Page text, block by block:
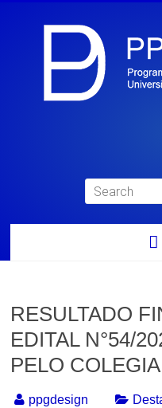
RESULTADO
EDITAL N°54/
PELO
ppgdesign